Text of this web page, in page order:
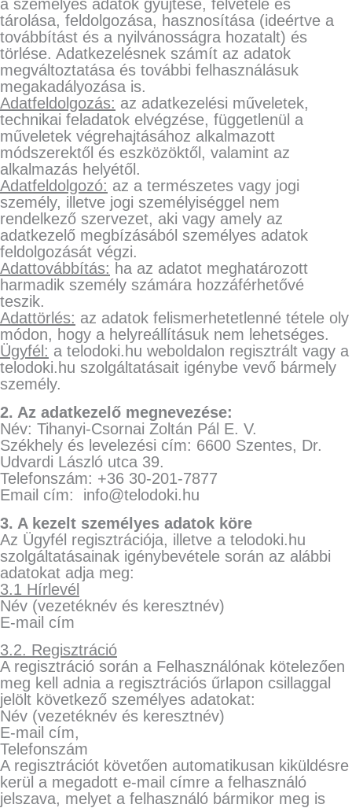
a személyes adatok gyűjtése, felvétele és
tárolása, feldolgozása, hasznosítása (ideértve a
továbbítást és a nyilvánosságra hozatalt) és
törlése. Adatkezelésnek számít az adatok
megváltoztatása és további felhasználásuk
megakadályozása is.
Adatfeldolgozás: az adatkezelési műveletek,
technikai feladatok elvégzése, függetlenül a
műveletek végrehajtásához alkalmazott
módszerektől és eszközöktől, valamint az
alkalmazás helyétől.
Adatfeldolgozó: az a természetes vagy jogi
személy, illetve jogi személyiséggel nem
rendelkező szervezet, aki vagy amely az
adatkezelő megbízásából személyes adatok
feldolgozását végzi.
Adattovábbítás: ha az adatot meghatározott
harmadik személy számára hozzáférhetővé
teszik.
Adattörlés: az adatok felismerhetetlenné tétele oly
módon, hogy a helyreállításuk nem lehetséges.
Ügyfél: a telodoki.hu weboldalon regisztrált vagy a
telodoki.hu szolgáltatásait igénybe vevő bármely
személy.
2. Az adatkezelő megnevezése:
Név: Tihanyi-Csornai Zoltán Pál E. V.
Székhely és levelezési cím: 6600 Szentes, Dr.
Udvardi László utca 39.
Telefonszám: +36 30-201-7877
Email cím: info@telodoki.hu
3. A kezelt személyes adatok köre
Az Ügyfél regisztrációja, illetve a telodoki.hu
szolgáltatásainak igénybevétele során az alábbi
adatokat adja meg:
3.1 Hírlevél
Név (vezetéknév és keresztnév)
E-mail cím
3.2. Regisztráció
A regisztráció során a Felhasználónak kötelezően
meg kell adnia a regisztrációs űrlapon csillaggal
jelölt következő személyes adatokat:
Név (vezetéknév és keresztnév)
E-mail cím,
Telefonszám
A regisztrációt követően automatikusan kiküldésre
kerül a megadott e-mail címre a felhasználó
jelszava, melyet a felhasználó bármikor meg is